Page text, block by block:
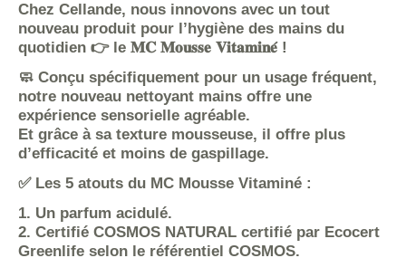
Chez Cellande, nous innovons avec un tout
nouveau produit pour l’hygiène des mains du
quotidien 👉 le 𝐌𝐂 𝐌𝐨𝐮𝐬𝐬𝐞 𝐕𝐢𝐭𝐚𝐦𝐢𝐧𝐞́ !
🧼 Conçu spécifiquement pour un usage fréquent,
notre nouveau nettoyant mains offre une
expérience sensorielle agréable.
Et grâce à sa texture mousseuse, il offre plus
d’efficacité et moins de gaspillage.
✅ Les 5 atouts du MC Mousse Vitaminé :
1. Un parfum acidulé.
2. Certifié COSMOS NATURAL certifié par Ecocert
Greenlife selon le référentiel COSMOS.